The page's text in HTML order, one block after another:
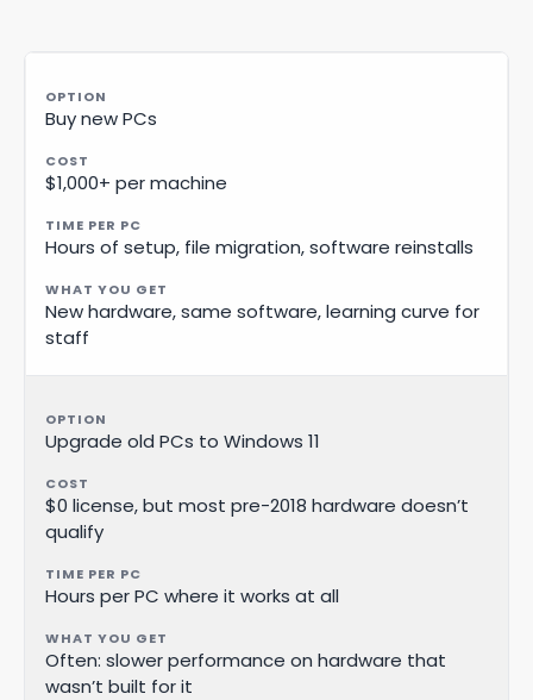
Buy new PCs
$1,000+ per machine
Hours of setup, file migration, software reinstalls
New hardware, same software, learning curve for
staff
Upgrade old PCs to Windows 11
$0 license, but most pre-2018 hardware doesn’t
qualify
Hours per PC where it works at all
Often: slower performance on hardware that
wasn’t built for it